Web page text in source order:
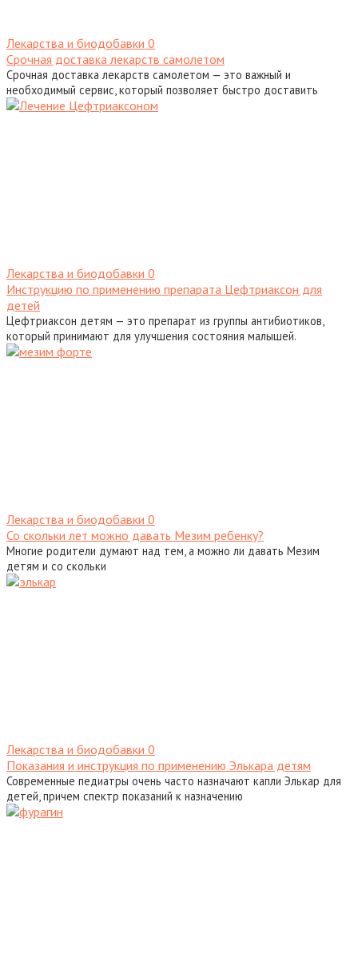
Лекарства и биодобавки 0
Срочная доставка лекарств самолетом
Срочная доставка лекарств самолетом — это важный и
необходимый сервис, который позволяет быстро доставить
Лекарства и биодобавки 0
Инструкцию по применению препарата Цефтриаксон для
детей
Цефтриаксон детям — это препарат из группы антибиотиков,
который принимают для улучшения состояния малышей.
Лекарства и биодобавки 0
Со скольки лет можно давать Мезим ребенку?
Многие родители думают над тем, а можно ли давать Мезим
детям и со скольки
Лекарства и биодобавки 0
Показания и инструкция по применению Элькара детям
Современные педиатры очень часто назначают капли Элькар для
детей, причем спектр показаний к назначению